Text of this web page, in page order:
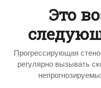
Это
Прогрессирующая
регулярно вызывать